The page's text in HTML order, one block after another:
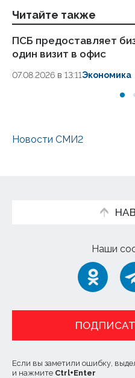
Читайте также
ПСБ предоставляет
один визит в офис
07.08.2026 в 13:11Экономика
Новости СМИ2
Наши
Если вы заметили ошибку,
и нажмите Ctrl+Enter